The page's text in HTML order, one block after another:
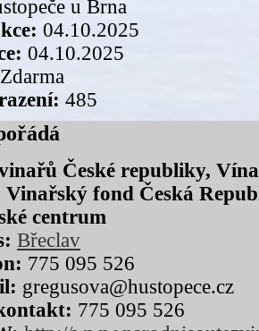
u Brna
04.10.2025
04.10.2025
Zdarma
485
České republiky,
Vinařský fond Česká
centrum
Břeclav
775 095 526
gregusova@hustopece.cz
775 095 526